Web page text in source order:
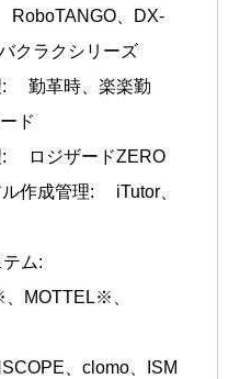
、DX-
クラクシリーズ
: 勤革時、楽楽勤
ド
: ロジザードZERO
作成管理: iTutor、
テム:
MOTTEL※、
、clomo、ISM